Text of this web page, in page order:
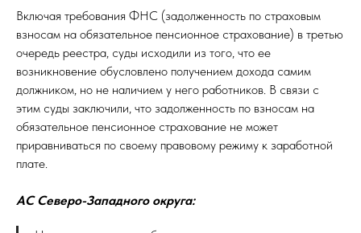
Включая требования ФНС (задолженность по страховым
взносам на обязательное пенсионное страхование) в третью
очередь реестра, суды исходили из того, что ее
возникновение обусловлено получением дохода самим
должником, но не наличием у него работников. В связи с
этим суды заключили, что задолженность по взносам на
обязательное пенсионное страхование не может
приравниваться по своему правовому режиму к заработной
плате.
АС Северо-Западного округа: